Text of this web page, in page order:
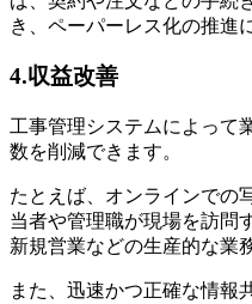
き、ペーパーレス化の推進
4.収益改善
工事管理システムによって
数を削減できます。
たとえば、オンラインでの
当者や管理職が現場を訪問
新規営業などの生産的な業
また、迅速かつ正確な情報